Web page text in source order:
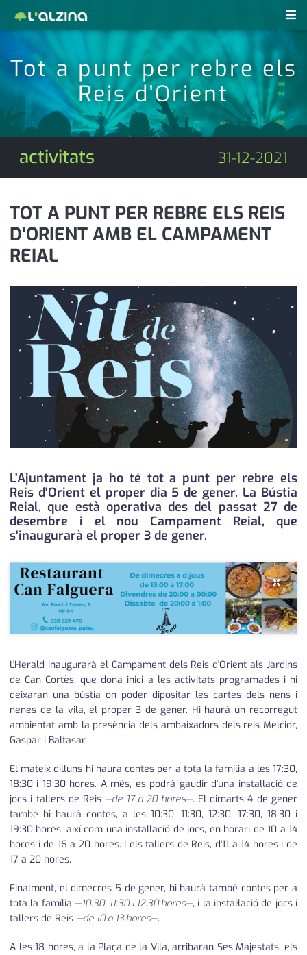
notícies
últimes notícies
activitats
agenda
empresa
esports
medi ambient
opinió
política
promo serveis
reportatge
serveis
societat
urbanisme
editorial
revistes pdf
anunciants
contacte
telèfons
calendari
Tot a punt per rebre els
Reis d'Orient
activitats 31-12-2021
TOT A PUNT PER REBRE ELS REIS
D'ORIENT AMB EL CAMPAMENT
REIAL
L'Ajuntament ja ho té tot a punt per rebre els
Reis d'Orient el proper dia 5 de gener. La Bústia
Reial, que està operativa des del passat 27 de
desembre i el nou Campament Reial, que
s'inaugurarà el proper 3 de gener.
×
L'Herald inaugurarà el Campament dels Reis d'Orient als Jardins
de Can Cortès, que dona inici a les activitats programades i hi
deixaran una bústia on poder dipositar les cartes dels nens i
nenes de la vila, el proper 3 de gener. Hi haurà un recorregut
ambientat amb la presència dels ambaixadors dels reis Melcior,
Gaspar i Baltasar.
El mateix dilluns hi haurà contes per a tota la família a les 17:30,
18:30 i 19:30 hores. A més, es podrà gaudir d'una instal·lació de
jocs i tallers de Reis —de 17 a 20 hores—. El dimarts 4 de gener
també hi haurà contes, a les 10:30, 11:30, 12:30, 17:30, 18:30 i
19:30 hores, així com una instal·lació de jocs, en horari de 10 a 14
hores i de 16 a 20 hores. I els tallers de Reis, d'11 a 14 hores i de
17 a 20 hores.
Finalment, el dimecres 5 de gener, hi haurà també contes per a
tota la família —10:30, 11:30 i 12:30 hores—, i la instal·lació de jocs i
tallers de Reis —de 10 a 13 hores—.
A les 18 hores, a la Plaça de la Vila, arribaran Ses Majestats, els